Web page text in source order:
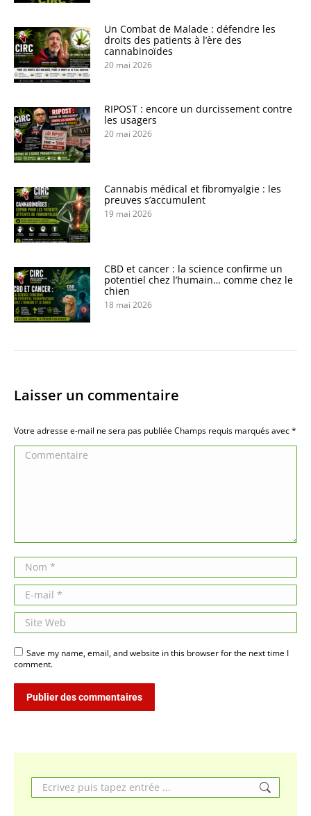
Un Combat de Malade : défendre les
droits des patients à l’ère des
cannabinoïdes
20 mai 2026
RIPOST : encore un durcissement contre
les usagers
20 mai 2026
Cannabis médical et fibromyalgie : les
preuves s’accumulent
19 mai 2026
CBD et cancer : la science confirme un
potentiel chez l’humain… comme chez le
chien
18 mai 2026
Laisser un commentaire
Votre adresse e-mail ne sera pas publiée Champs requis marqués avec*
Commentaire
Nom *
E-mail *
Site Web
Save my name, email, and website in this browser for the next time I
comment.
Publier des commentaires
Search: